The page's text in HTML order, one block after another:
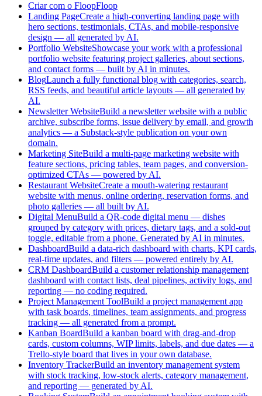
Criar com o FloopFloop
Landing PageCreate a high-converting landing page with
hero sections, testimonials, CTAs, and mobile-responsive
design — all generated by AI.
Portfolio WebsiteShowcase your work with a professional
portfolio website featuring project galleries, about sections,
and contact forms — built by AI in minutes.
BlogLaunch a fully functional blog with categories, search,
RSS feeds, and beautiful article layouts — all generated by
AI.
Newsletter WebsiteBuild a newsletter website with a public
archive, subscribe forms, issue delivery by email, and growth
analytics — a Substack-style publication on your own
domain.
Marketing SiteBuild a multi-page marketing website with
feature sections, pricing tables, team pages, and conversion-
optimized CTAs — powered by AI.
Restaurant WebsiteCreate a mouth-watering restaurant
website with menus, online ordering, reservation forms, and
photo galleries — all built by AI.
Digital MenuBuild a QR-code digital menu — dishes
grouped by category with prices, dietary tags, and a sold-out
toggle, editable from a phone. Generated by AI in minutes.
DashboardBuild a data-rich dashboard with charts, KPI cards,
real-time updates, and filters — powered entirely by AI.
CRM DashboardBuild a customer relationship management
dashboard with contact lists, deal pipelines, activity logs, and
reporting — no coding required.
Project Management ToolBuild a project management app
with task boards, timelines, team assignments, and progress
tracking — all generated from a prompt.
Kanban BoardBuild a kanban board with drag-and-drop
cards, custom columns, WIP limits, labels, and due dates — a
Trello-style board that lives in your own database.
Inventory TrackerBuild an inventory management system
with stock tracking, low-stock alerts, category management,
and reporting — generated by AI.